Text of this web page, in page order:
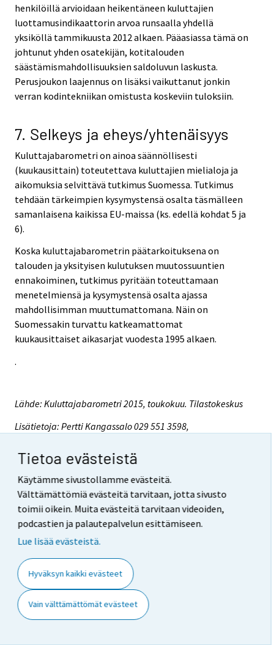
Tietoa evästeistä
Käytämme sivustollamme evästeitä.
Välttämättömiä evästeitä tarvitaan, jotta sivusto
toimii oikein. Muita evästeitä tarvitaan videoiden,
podcastien ja palautepalvelun esittämiseen.
Lue lisää evästeistä.
Hyväksyn kaikki evästeet
Vain välttämättömät evästeet
henkilöillä arvioidaan heikentäneen kuluttajien
luottamusindikaattorin arvoa runsaalla yhdellä
yksiköllä tammikuusta 2012 alkaen. Pääasiassa tämä on
johtunut yhden osatekijän, kotitalouden
säästämismahdollisuuksien saldoluvun laskusta.
Perusjoukon laajennus on lisäksi vaikuttanut jonkin
verran kodintekniikan omistusta koskeviin tuloksiin.
7. Selkeys ja eheys/yhtenäisyys
Kuluttajabarometri on ainoa säännöllisesti
(kuukausittain) toteutettava kuluttajien mielialoja ja
aikomuksia selvittävä tutkimus Suomessa. Tutkimus
tehdään tärkeimpien kysymystensä osalta täsmälleen
samanlaisena kaikissa EU-maissa (ks. edellä kohdat 5 ja
6).
Koska kuluttajabarometrin päätarkoituksena on
talouden ja yksityisen kulutuksen muutossuuntien
ennakoiminen, tutkimus pyritään toteuttamaan
menetelmiensä ja kysymystensä osalta ajassa
mahdollisimman muuttumattomana. Näin on
Suomessakin turvattu katkeamattomat
kuukausittaiset aikasarjat vuodesta 1995 alkaen.
.
Lähde: Kuluttajabarometri 2015, toukokuu. Tilastokeskus
Lisätietoja: Pertti Kangassalo 029 551 3598,
Vastaava tilastojohtaja: Riitta Harala
Päivitetty 27.5.2015
Viittausohje:
Suomen virallinen tilasto (SVT): Kuluttajien
luottamus [verkkojulkaisu].
ISSN=2669-8862.Toukokuu
Laatuseloste: Kuluttajabarometri . Helsinki:
Tilastokeskus [viitattu: 8.8.2026].
Saantitapa: